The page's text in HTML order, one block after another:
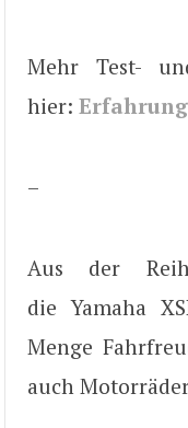
Mehr Test-
hier:
–
Aus der
die Yamaha
Menge
auch